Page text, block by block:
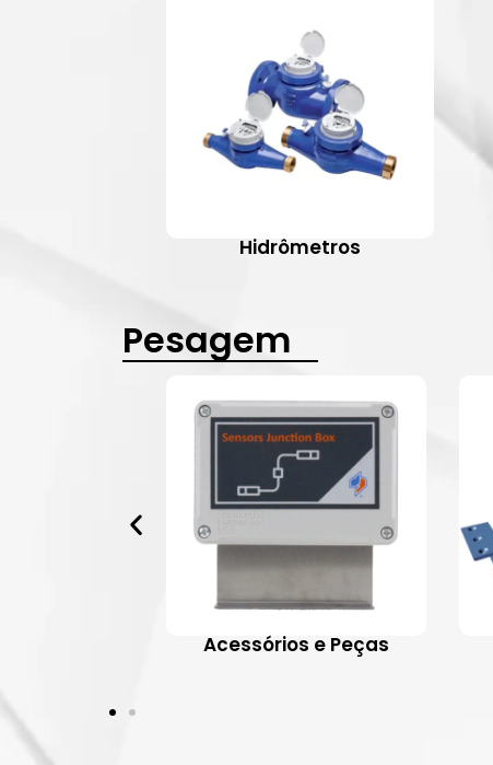
Hidrômetros
Pesagem
Acessórios e Peças